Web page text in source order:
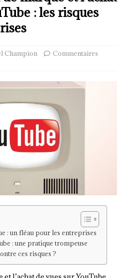
: les risques
Champion
Commentaires
: un fléau pour les entreprises
: une pratique trompeuse
ces risques ?